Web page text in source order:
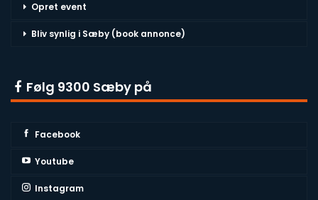
Opret event
Bliv synlig i Sæby (book annonce)
Følg 9300 Sæby på
Facebook
Youtube
Instagram